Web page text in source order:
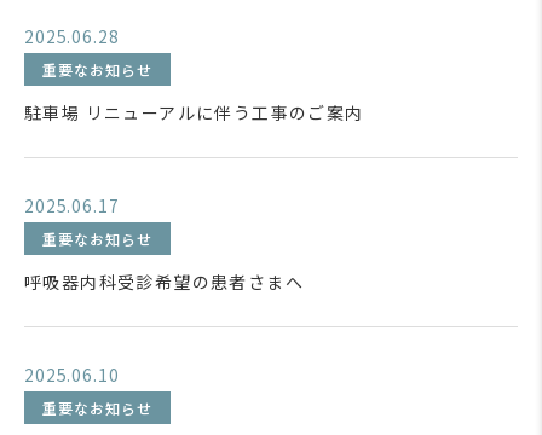
2025.06.28
重要なお知らせ
駐車場 リニューアルに伴う工事のご案内
2025.06.17
重要なお知らせ
呼吸器内科受診希望の患者さまへ
2025.06.10
重要なお知らせ